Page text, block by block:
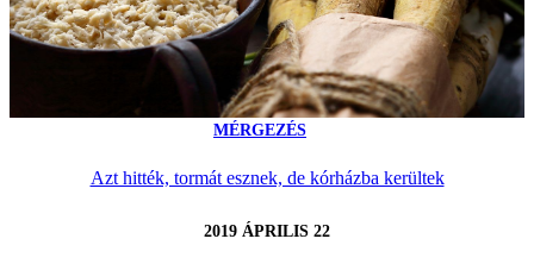
MÉRGEZÉS
Azt hitték, tormát esznek, de kórházba kerültek
2019 ÁPRILIS 22